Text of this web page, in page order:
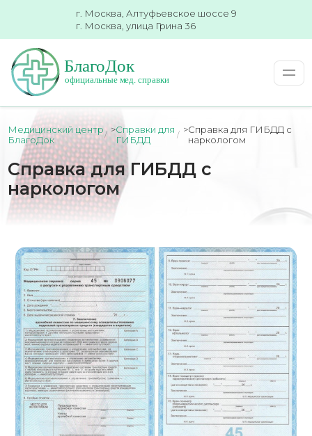
г. Москва, Алтуфьевское шоссе 9
г. Москва, улица Грина 36
Медицинский центр
БлагоДок
>Справки для
ГИБДД
>Справка для ГИБДД с
наркологом
Справка для ГИБДД с
наркологом